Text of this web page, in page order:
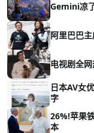
Gemini凉
阿里巴巴
电视剧全
日本AV女
字
26%!苹果
本